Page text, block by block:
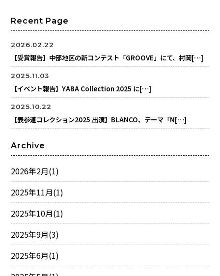
Recent Page
2026.02.22
【受賞報告】中部地区の新コンテスト「GROOVE」にて、村岡[…]
2025.11.03
【イベント報告】YABA Collection 2025 に[…]
2025.10.22
【表参道コレクション2025 出演】BLANCO、テーマ「N[…]
Archive
2026年2月(1)
2025年11月(1)
2025年10月(1)
2025年9月(3)
2025年6月(1)